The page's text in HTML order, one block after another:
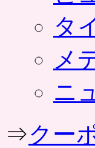
タ
メ
ニ
⇒クー